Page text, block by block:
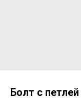
Болт с